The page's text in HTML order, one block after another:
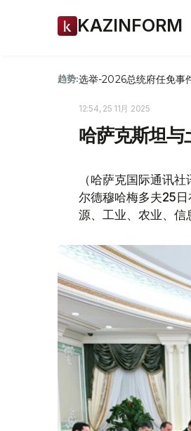
KAZINFORM
趋势:选举-2026总统府任免事
12:54, 25 11月 2025
哈萨克斯坦与
（哈萨克国际通讯
尔德穆哈梅多夫25
源、工业、农业、信